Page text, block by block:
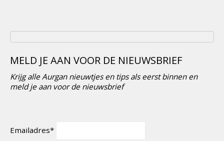
MELD JE AAN VOOR DE NIEUWSBRIEF
Krijg alle Aurgan nieuwtjes en tips als eerst binnen en
meld je aan voor de nieuwsbrief
Emailadres*